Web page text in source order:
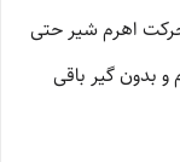
اهرم شیر حتی
بدون گیر باقی